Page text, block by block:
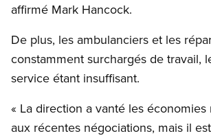
affirmé Mark Hancock.
De plus, les ambulanciers et les
constamment surchargés de travail,
service étant insuffisant.
« La direction a vanté les économies
aux récentes négociations, mais il